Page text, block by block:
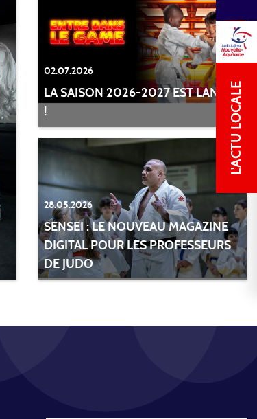
L'ACTU LOCALE
02.07.2026
LA SAISON 2026-2027 EST LANCÉE
!
28.05.2026
SENSEI : LE NOUVEAU MAGAZINE
DIGITAL POUR LES PROFESSEURS
DE JUDO